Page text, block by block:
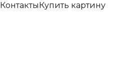
КонтактыКупить картину